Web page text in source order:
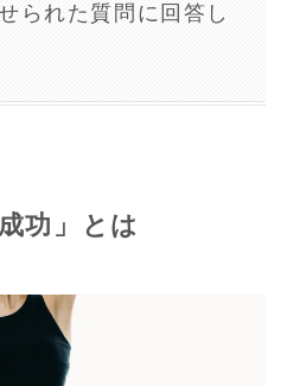
られた質問に回答し
功」とは